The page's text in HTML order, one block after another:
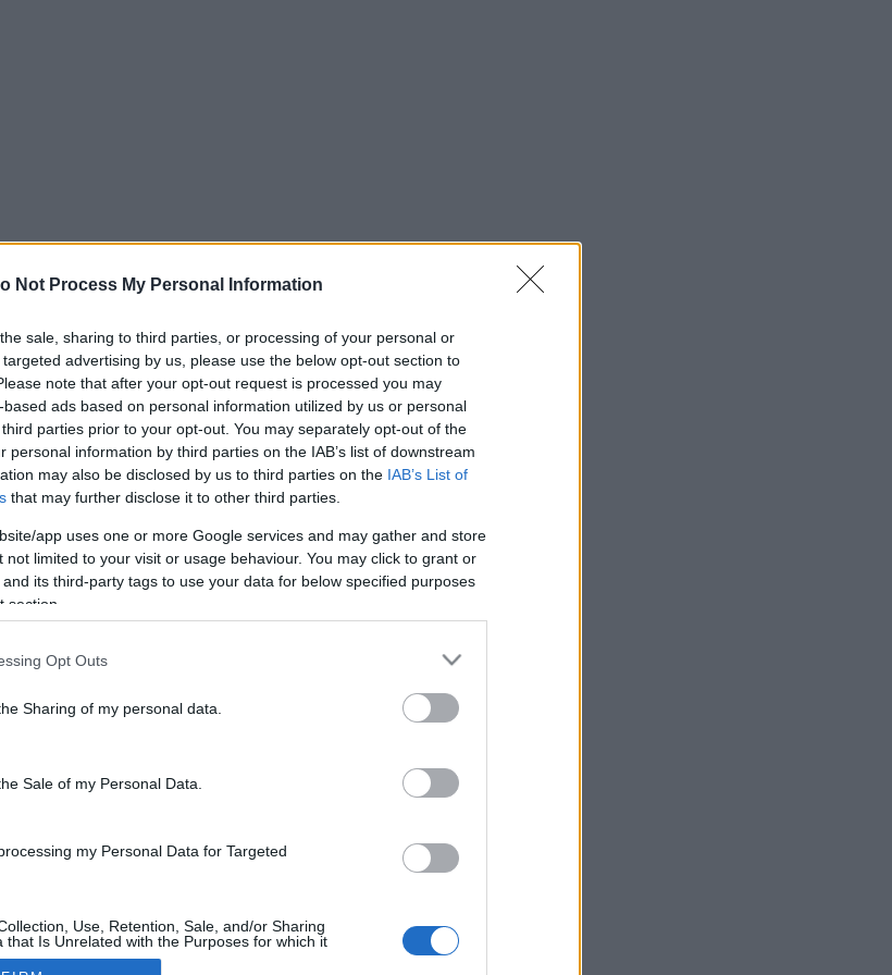
Not Process My Personal Information
sale, sharing to third parties, or processing of your personal or
advertising by us, please use the below opt-out section to
note that after your opt-out request is processed you may
ads based on personal information utilized by us or personal
parties prior to your opt-out. You may separately opt-out of the
personal information by third parties on the IAB’s list of downstream
may also be disclosed by us to third parties on the IAB’s List of
that may further disclose it to other third parties.
app uses one or more Google services and may gather and store
not limited to your visit or usage behaviour. You may click to grant or
its third-party tags to use your data for below specified purposes
section.
Opt Outs
Sharing of my personal data.
Sale of my Personal Data.
my Personal Data for Targeted
Use, Retention, Sale, and/or Sharing
that Is Unrelated with the Purposes for which it